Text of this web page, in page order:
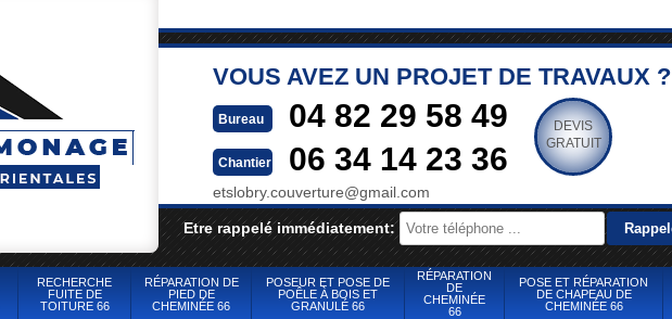
VOUS AVEZ UN PROJET DE TRAVAUX ?
Bureau 04 82 29 58 49
Chantier 06 34 14 23 36
etslobry.couverture@gmail.com
DEVIS
GRATUIT
Etre rappelé immédiatement:
RECHERCHE
FUITE DE
TOITURE 66
RÉPARATION DE
PIED DE
CHEMINÉE 66
POSEUR ET POSE DE
POÊLE À BOIS ET
GRANULÉ 66
RÉPARATION
DE
CHEMINÉE
66
POSE ET RÉPARATION
DE CHAPEAU DE
CHEMINÉE 66